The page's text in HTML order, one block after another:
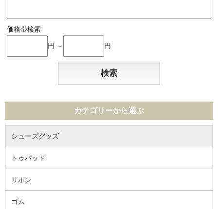
価格帯検索
円 ～ 円
カテゴリーから選ぶ
シューズグッズ
トゥパッド
リボン
ゴム